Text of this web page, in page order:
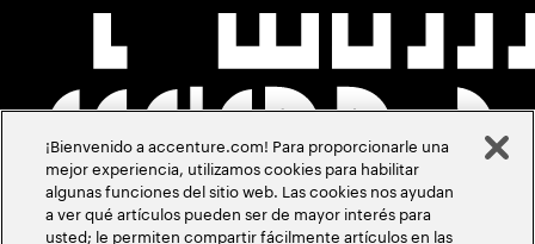
¡Bienvenido a accenture.com! Para proporcionarle una
mejor experiencia, utilizamos cookies para habilitar
algunas funciones del sitio web. Las cookies nos ayudan
a ver qué artículos pueden ser de mayor interés para
usted; le permiten compartir fácilmente artículos en las